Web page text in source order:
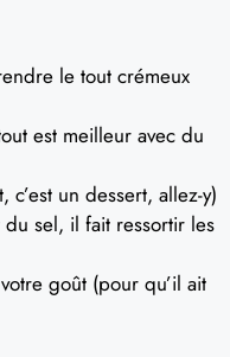
le tout crémeux
est meilleur avec du
un dessert, allez-y)
du sel, il fait ressortir les
goût (pour qu’il ait